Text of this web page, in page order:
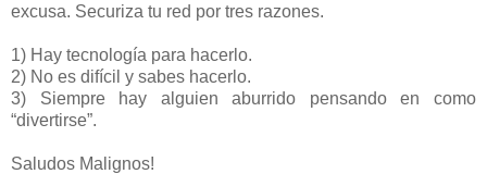
excusa. Securiza tu red por tres razones.
1) Hay tecnología para hacerlo.
2) No es difícil y sabes hacerlo.
3) Siempre hay alguien aburrido pensando en como
“divertirse”.
Saludos Malignos!